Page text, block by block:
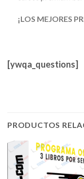
¡LOS MEJORES
[ywqa_questions]
PRODUCTOS